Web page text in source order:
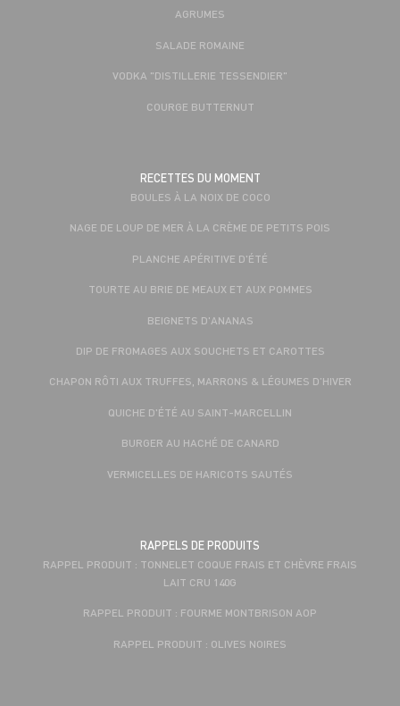
AGRUMES
SALADE ROMAINE
VODKA "DISTILLERIE TESSENDIER"
COURGE BUTTERNUT
RECETTES DU MOMENT
BOULES À LA NOIX DE COCO
NAGE DE LOUP DE MER À LA CRÈME DE PETITS POIS
PLANCHE APÉRITIVE D'ÉTÉ
TOURTE AU BRIE DE MEAUX ET AUX POMMES
BEIGNETS D'ANANAS
DIP DE FROMAGES AUX SOUCHETS ET CAROTTES
CHAPON RÔTI AUX TRUFFES, MARRONS & LÉGUMES D’HIVER
QUICHE D'ÉTÉ AU SAINT-MARCELLIN
BURGER AU HACHÉ DE CANARD
VERMICELLES DE HARICOTS SAUTÉS
RAPPELS DE PRODUITS
RAPPEL PRODUIT : TONNELET COQUE FRAIS ET CHÈVRE FRAIS
LAIT CRU 140G
RAPPEL PRODUIT : FOURME MONTBRISON AOP
RAPPEL PRODUIT : OLIVES NOIRES